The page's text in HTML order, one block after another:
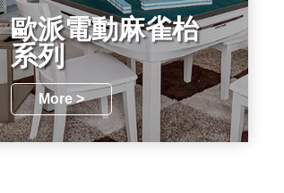
歐派電動麻雀枱
系列
More >